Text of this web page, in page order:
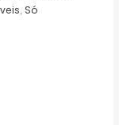
,Só